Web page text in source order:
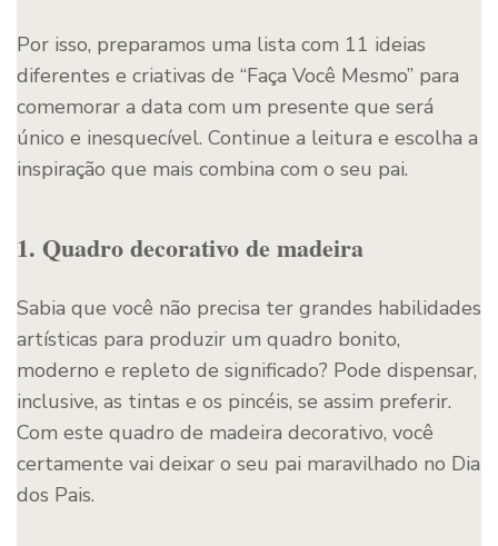
Por isso, preparamos uma lista com 11 ideias
diferentes e criativas de “Faça Você Mesmo” para
comemorar a data com um presente que será
único e inesquecível. Continue a leitura e escolha a
inspiração que mais combina com o seu pai.
1. Quadro decorativo de madeira
Sabia que você não precisa ter grandes habilidades
artísticas para produzir um quadro bonito,
moderno e repleto de significado? Pode dispensar,
inclusive, as tintas e os pincéis, se assim preferir.
Com este quadro de madeira decorativo, você
certamente vai deixar o seu pai maravilhado no Dia
dos Pais.